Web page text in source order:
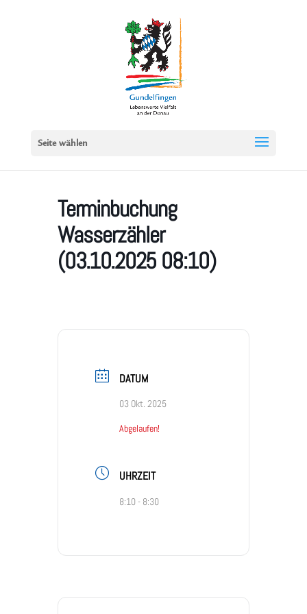
Seite wählen
Terminbuchung
Wasserzähler
(03.10.2025 08:10)
DATUM
03 Okt. 2025
Abgelaufen!
UHRZEIT
8:10 - 8:30